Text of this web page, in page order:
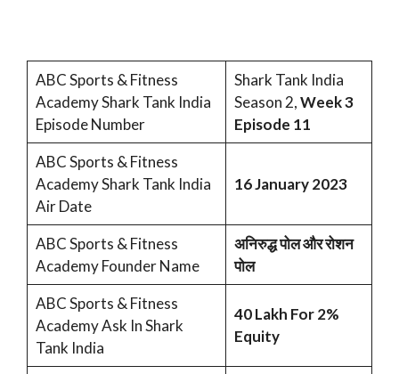
ABC Sports & Fitness
Academy Shark Tank India
Episode Number
Shark Tank India
Season 2,Week 3
Episode 11
ABC Sports & Fitness
Academy Shark Tank India
Air Date
16 January 2023
ABC Sports & Fitness
Academy Founder Name
अनिरुद्ध पोल और रोशन
पोल
ABC Sports & Fitness
Academy Ask In Shark
Tank India
40 Lakh For 2%
Equity